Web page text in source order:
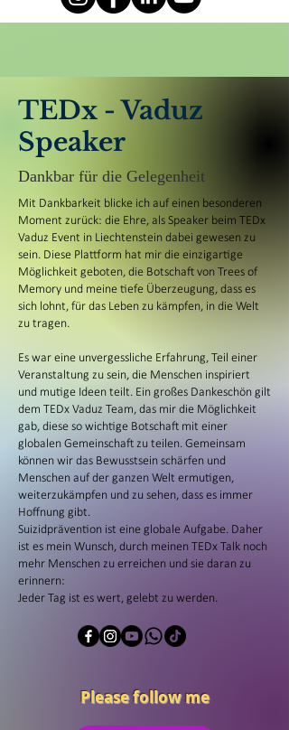
TEDx - Vaduz
Speaker
Dankbar für die Gelegenheit
Mit Dankbarkeit blicke ich auf einen besonderen
Moment zurück: die Ehre, als Speaker beim TEDx
Vaduz Event in Liechtenstein dabei gewesen zu
sein. Diese Plattform hat mir die einzigartige
Möglichkeit geboten, die Botschaft von Trees of
Memory und meine tiefe Überzeugung, dass es
sich lohnt, für das Leben zu kämpfen, in die Welt
zu tragen.
Es war eine unvergessliche Erfahrung, Teil einer
Veranstaltung zu sein, die Menschen inspiriert
und mutige Ideen teilt. Ein großes Dankeschön gilt
dem TEDx Vaduz Team, das mir die Möglichkeit
gab, diese so wichtige Botschaft mit einer
globalen Gemeinschaft zu teilen. Gemeinsam
können wir das Bewusstsein schärfen und
Menschen auf der ganzen Welt ermutigen,
weiterzukämpfen und zu sehen, dass es immer
Hoffnung gibt.
Suizidprävention ist eine globale Aufgabe. Daher
ist es mein Wunsch, durch meinen TEDx Talk noch
mehr Menschen zu erreichen und sie daran zu
erinnern:
Jeder Tag ist es wert, gelebt zu werden.
Please follow me